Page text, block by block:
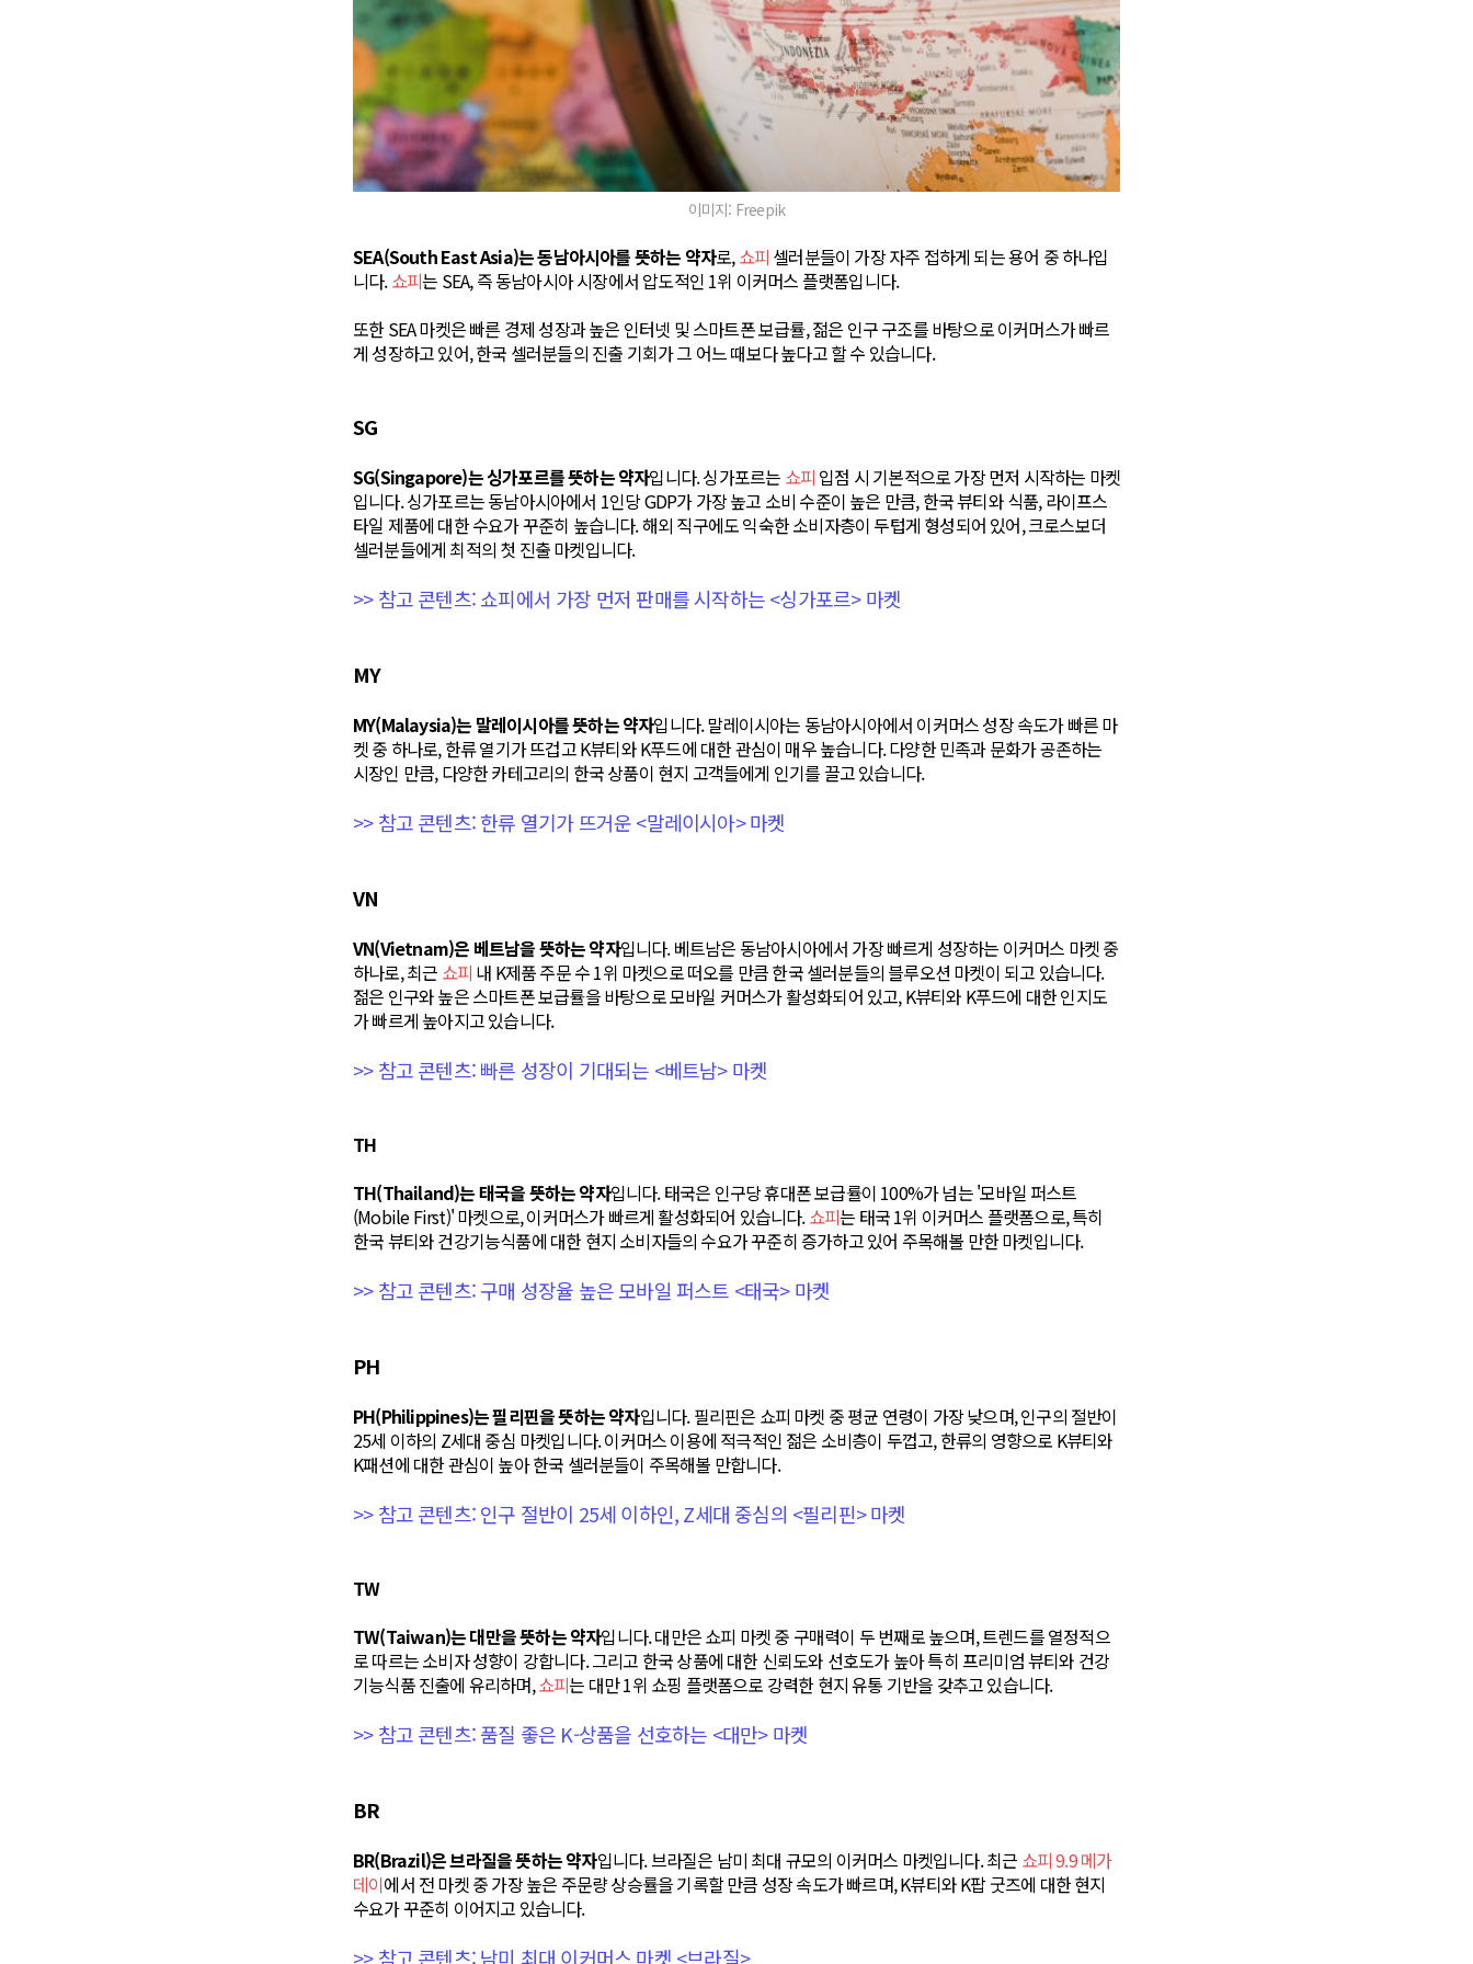
이미지: Freepik
SEA(South East Asia)는 동남아시아를 뜻하는 약자로,쇼피 셀러분들이 가장 자주 접하게 되는 용어 중 하나입
니다.쇼피는 SEA, 즉 동남아시아 시장에서 압도적인 1위 이커머스 플랫폼입니다.
또한 SEA 마켓은 빠른 경제 성장과 높은 인터넷 및 스마트폰 보급률, 젊은 인구 구조를 바탕으로 이커머스가 빠르
게 성장하고 있어, 한국 셀러분들의 진출 기회가 그 어느 때보다 높다고 할 수 있습니다.
SG
SG(Singapore)는 싱가포르를 뜻하는 약자입니다. 싱가포르는 쇼피 입점 시 기본적으로 가장 먼저 시작하는 마켓
입니다. 싱가포르는 동남아시아에서 1인당 GDP가 가장 높고 소비 수준이 높은 만큼, 한국 뷰티와 식품, 라이프스
타일 제품에 대한 수요가 꾸준히 높습니다. 해외 직구에도 익숙한 소비자층이 두텁게 형성되어 있어, 크로스보더
셀러분들에게 최적의 첫 진출 마켓입니다.
>> 참고 콘텐츠: 쇼피에서 가장 먼저 판매를 시작하는 <싱가포르> 마켓
MY
MY(Malaysia)는 말레이시아를 뜻하는 약자입니다. 말레이시아는 동남아시아에서 이커머스 성장 속도가 빠른 마
켓 중 하나로, 한류 열기가 뜨겁고 K뷰티와 K푸드에 대한 관심이 매우 높습니다. 다양한 민족과 문화가 공존하는
시장인 만큼, 다양한 카테고리의 한국 상품이 현지 고객들에게 인기를 끌고 있습니다.
>> 참고 콘텐츠: 한류 열기가 뜨거운 <말레이시아> 마켓
VN
VN(Vietnam)은 베트남을 뜻하는 약자입니다. 베트남은 동남아시아에서 가장 빠르게 성장하는 이커머스 마켓 중
하나로, 최근 쇼피 내 K제품 주문 수 1위 마켓으로 떠오를 만큼 한국 셀러분들의 블루오션 마켓이 되고 있습니다.
젊은 인구와 높은 스마트폰 보급률을 바탕으로 모바일 커머스가 활성화되어 있고, K뷰티와 K푸드에 대한 인지도
가 빠르게 높아지고 있습니다.
>> 참고 콘텐츠: 빠른 성장이 기대되는 <베트남> 마켓
TH
TH(Thailand)는 태국을 뜻하는 약자입니다. 태국은 인구당 휴대폰 보급률이 100%가 넘는 '모바일 퍼스트
(Mobile First)' 마켓으로, 이커머스가 빠르게 활성화되어 있습니다.쇼피는 태국 1위 이커머스 플랫폼으로, 특히
한국 뷰티와 건강기능식품에 대한 현지 소비자들의 수요가 꾸준히 증가하고 있어 주목해볼 만한 마켓입니다.
>> 참고 콘텐츠: 구매 성장율 높은 모바일 퍼스트 <태국> 마켓
PH
PH(Philippines)는 필리핀을 뜻하는 약자입니다. 필리핀은 쇼피 마켓 중 평균 연령이 가장 낮으며, 인구의 절반이
25세 이하의 Z세대 중심 마켓입니다. 이커머스 이용에 적극적인 젊은 소비층이 두껍고, 한류의 영향으로 K뷰티와
K패션에 대한 관심이 높아 한국 셀러분들이 주목해볼 만합니다.
>> 참고 콘텐츠: 인구 절반이 25세 이하인, Z세대 중심의 <필리핀> 마켓
TW
TW(Taiwan)는 대만을 뜻하는 약자입니다. 대만은 쇼피 마켓 중 구매력이 두 번째로 높으며, 트렌드를 열정적으
로 따르는 소비자 성향이 강합니다. 그리고 한국 상품에 대한 신뢰도와 선호도가 높아 특히 프리미엄 뷰티와 건강
기능식품 진출에 유리하며,쇼피는 대만 1위 쇼핑 플랫폼으로 강력한 현지 유통 기반을 갖추고 있습니다.
>> 참고 콘텐츠: 품질 좋은 K-상품을 선호하는 <대만> 마켓
BR
BR(Brazil)은 브라질을 뜻하는 약자입니다. 브라질은 남미 최대 규모의 이커머스 마켓입니다. 최근 쇼피 9.9 메가
데이에서 전 마켓 중 가장 높은 주문량 상승률을 기록할 만큼 성장 속도가 빠르며, K뷰티와 K팝 굿즈에 대한 현지
수요가 꾸준히 이어지고 있습니다.
>> 참고 콘텐츠: 남미 최대 이커머스 마켓 <브라질>